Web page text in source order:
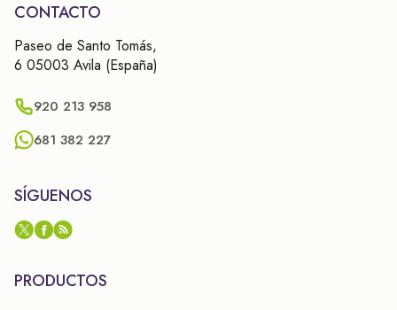
CONTACTO
Paseo de Santo Tomás,
6 05003 Avila (España)
920 213 958
681 382 227
SÍGUENOS
PRODUCTOS